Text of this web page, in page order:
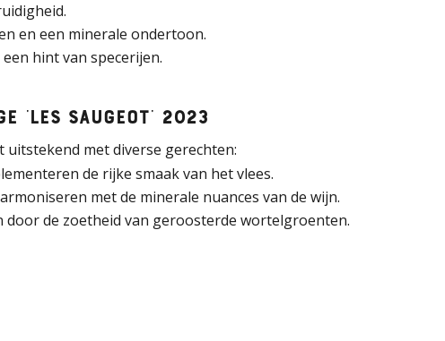
en een minerale ondertoon.
hint van specerijen.​
‘Les Saugeot’ 2023
met diverse gerechten:​
de rijke smaak van het vlees.
met de minerale nuances van de wijn.
door de zoetheid van geroosterde wortelgroenten.